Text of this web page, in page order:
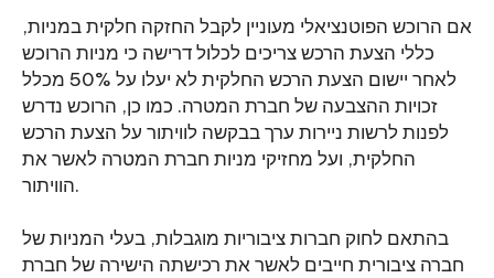
אם הרוכש הפוטנציאלי מעוניין לקבל החזקה חלקית במניות,
כללי הצעת הרכש צריכים לכלול דרישה כי מניות הרוכש
לאחר יישום הצעת הרכש החלקית לא יעלו על 50% מכלל
זכויות ההצבעה של חברת המטרה. כמו כן, הרוכש נדרש
לפנות לרשות ניירות ערך בבקשה לוויתור על הצעת הרכש
החלקית, ועל מחזיקי מניות חברת המטרה לאשר את
הוויתור.
בהתאם לחוק חברות ציבוריות מוגבלות, בעלי המניות של
חברה ציבורית חייבים לאשר את רכישתה הישירה של חברת